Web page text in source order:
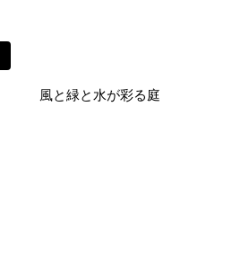
風と緑と水が彩る庭